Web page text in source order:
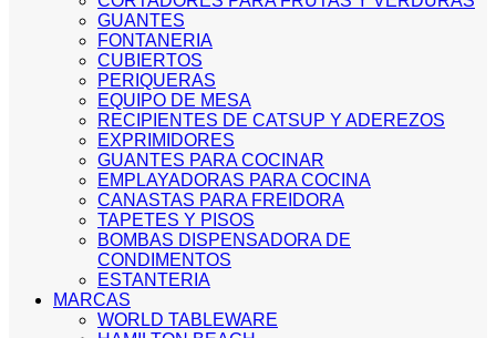
GUANTES
FONTANERIA
CUBIERTOS
PERIQUERAS
EQUIPO DE MESA
RECIPIENTES DE CATSUP Y ADEREZOS
EXPRIMIDORES
GUANTES PARA COCINAR
EMPLAYADORAS PARA COCINA
CANASTAS PARA FREIDORA
TAPETES Y PISOS
BOMBAS DISPENSADORA DE
CONDIMENTOS
ESTANTERIA
MARCAS
WORLD TABLEWARE